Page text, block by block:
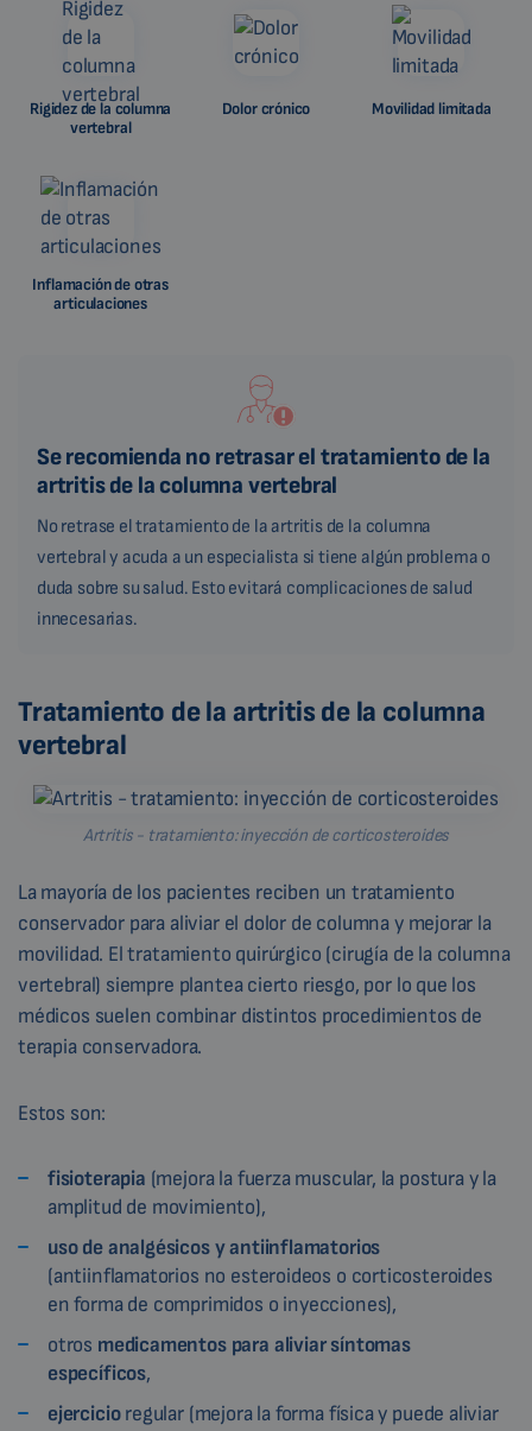
Rigidez de la columna
vertebral
Dolor crónico Movilidad limitada
Inflamación de otras
articulaciones
Se recomienda no retrasar el tratamiento de la
artritis de la columna vertebral
No retrase el tratamiento de la artritis de la columna
vertebral y acuda a un especialista si tiene algún problema o
duda sobre su salud. Esto evitará complicaciones de salud
innecesarias.
Tratamiento de la artritis de la columna
vertebral
Artritis - tratamiento: inyección de corticosteroides
La mayoría de los pacientes reciben un tratamiento
conservador para aliviar el dolor de columna y mejorar la
movilidad. El tratamiento quirúrgico (cirugía de la columna
vertebral) siempre plantea cierto riesgo, por lo que los
médicos suelen combinar distintos procedimientos de
terapia conservadora.
Estos son:
fisioterapia (mejora la fuerza muscular, la postura y la
amplitud de movimiento),
uso de analgésicos y antiinflamatorios
(antiinflamatorios no esteroideos o corticosteroides
en forma de comprimidos o inyecciones),
otros medicamentos para aliviar síntomas
específicos,
ejercicioregular (mejora la forma física y puede aliviar